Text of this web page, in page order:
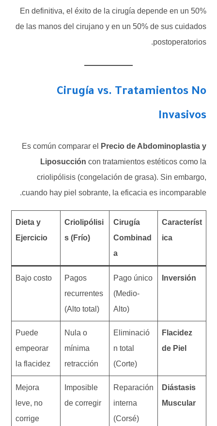
En definitiva, el éxito de la cirugía depende en un 50%
de las manos del cirujano y en un 50% de sus cuidados
postoperatorios.
Cirugía vs. Tratamientos No
Invasivos
Es común comparar el
Precio de Abdominoplastia y
Liposucción con tratamientos estéticos como la
criolipólisis (congelación de grasa). Sin embargo,
cuando hay piel sobrante, la eficacia es incomparable.
Característ
ica
Cirugía
Combinad
a
Criolipólisi
s (Frío)
Dieta y
Ejercicio
Inversión
Pago único
(Medio-
Alto)
Pagos
recurrentes
(Alto total)
Bajo costo
Flacidez
de Piel
Eliminació
n total
(Corte)
Nula o
mínima
retracción
Puede
empeorar
la flacidez
Diástasis
Muscular
Reparación
interna
(Corsé)
Imposible
de corregir
Mejora
leve, no
corrige